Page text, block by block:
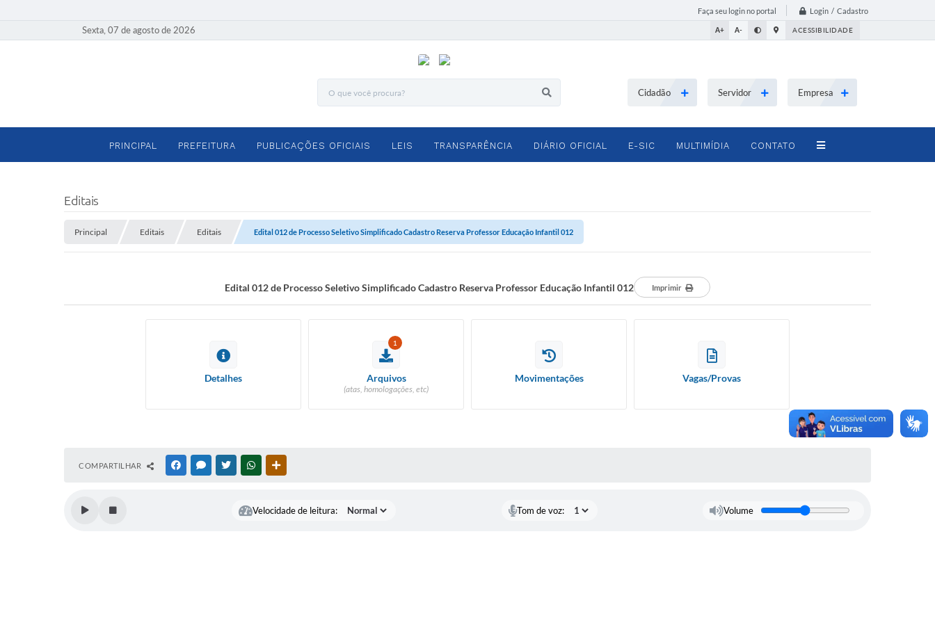
Faça seu login no portal Login / Cadastro
Sexta, 07 de agosto de 2026 A+ A- ACESSIBILIDADE
Cidadão Servidor Empresa
PRINCIPAL PREFEITURA PUBLICAÇÕES OFICIAIS LEIS TRANSPARÊNCIA DIÁRIO OFICIAL E-SIC MULTIMÍDIA CONTATO
Editais
Principal Editais Editais Edital 012 de Processo Seletivo Simplificado Cadastro Reserva Professor Educação Infantil 012
Edital 012 de Processo Seletivo Simplificado Cadastro Reserva Professor Educação Infantil 012 Imprimir
Detalhes
1
Arquivos
(atas, homologações, etc)
Movimentações Vagas/Provas
COMPARTILHAR FACEBOOKMESSENGER
TWITTERWHATSAPP
Velocidade de leitura: Tom de voz: Volume